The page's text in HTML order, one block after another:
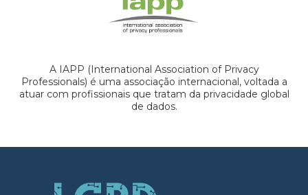
A IAPP (International Association of Privacy
Professionals) é uma associação internacional, voltada a
atuar com profissionais que tratam da privacidade global
de dados.